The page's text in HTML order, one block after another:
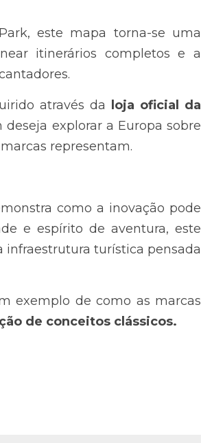
itinerários completos e a
através da
loja oficial da
explorar a Europa sobre
representam.
como a inovação pode
e espírito de aventura, este
turística pensada
exemplo de como as marcas
de conceitos clássicos.